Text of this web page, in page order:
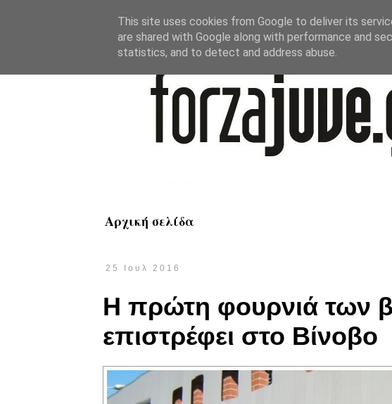
Αρχική σελίδα
25 Ιουλ 2016
Η πρώτη φουρνιά των
επιστρέφει στο Βίνοβο
This site uses cookies from Google to deliver its
are shared with Google along with performance and
statistics, and to detect and address abuse.